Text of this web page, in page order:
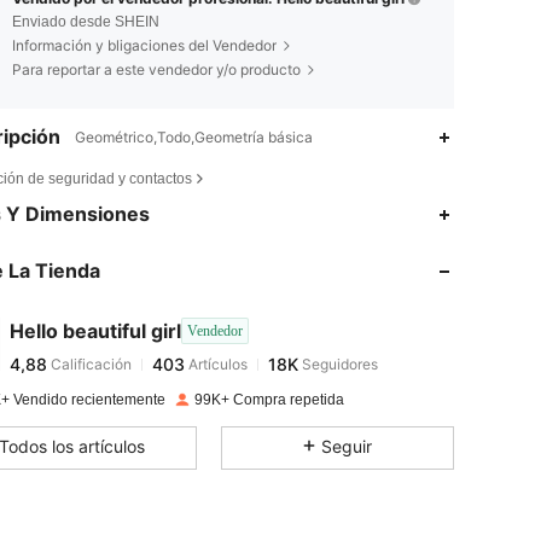
Enviado desde SHEIN
Información y bligaciones del Vendedor
Para reportar a este vendedor y/o producto
Geométrico,Todo,Geometría básica
de seguridad y contactos
Y Dimensiones
La Tienda
Hello beautiful girl Vendedor
4,88
4,88
403
A***opagadoHace 5 horas
4,88 403 18K
Vendido recientemente 99K+ Compra repetida
Todos los artículos Seguir